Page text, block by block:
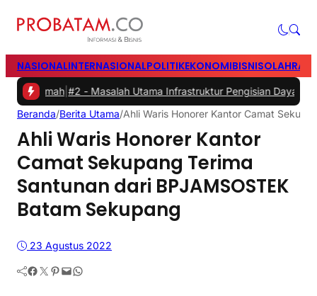
NASIONALINTERNASIONALPOLITIKEKONOMIBISNIS
#2 - Masalah Utama Infrastruktur Pengisian Daya untuk Mobil
Beranda/Berita Utama/Ahli Waris Honorer Kantor Camat
Ahli Waris Honorer Kantor
Camat Sekupang Terima
Santunan dari BPJAMSOSTEK
Batam Sekupang
23 Agustus 2022
Facebook Twitter Pinterest Mail WhatsApp